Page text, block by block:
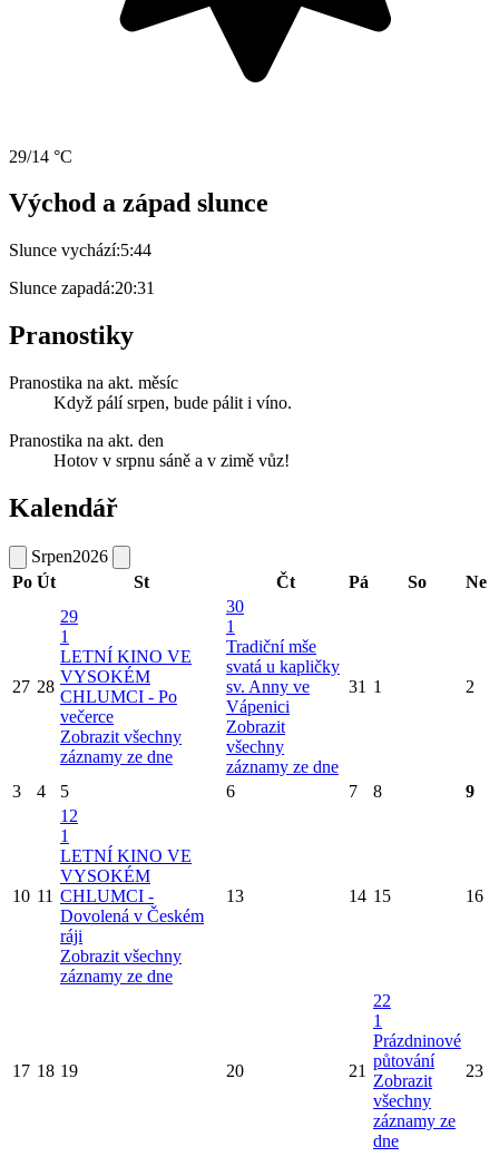
29/14 °C
Východ a západ slunce
Slunce vychází:5:44
Slunce zapadá:20:31
Pranostiky
Pranostika na akt. měsíc
Když pálí srpen, bude pálit i víno.
Pranostika na akt. den
Hotov v srpnu sáně a v zimě vůz!
Kalendář
Srpen2026
Po Út St Čt Pá So Ne
27 28
29
1
LETNÍ KINO VE
VYSOKÉM
CHLUMCI - Po
večerce
Zobrazit všechny
záznamy ze dne
30
1
Tradiční mše
svatá u kapličky
sv. Anny ve
Vápenici
Zobrazit
všechny
záznamy ze dne
31 1 2
3 4 5 6 7 8 9
10 11
12
1
LETNÍ KINO VE
VYSOKÉM
CHLUMCI -
Dovolená v Českém
ráji
Zobrazit všechny
záznamy ze dne
13 14 15 16
17 18 19 20 21
22
1
Prázdninové
půtování
Zobrazit
všechny
záznamy ze
dne
23